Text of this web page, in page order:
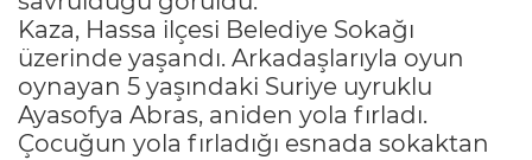
Kaza, Hassa ilçesi Belediye Sokağı
üzerinde yaşandı. Arkadaşlarıyla oyun
oynayan 5 yaşındaki Suriye uyruklu
Ayasofya Abras, aniden yola fırladı.
Çocuğun yola fırladığı esnada sokaktan